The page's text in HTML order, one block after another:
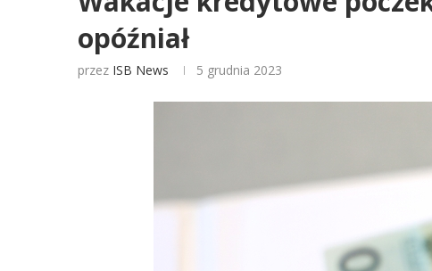
opóźniał
przez ISB News 5 grudnia 2023